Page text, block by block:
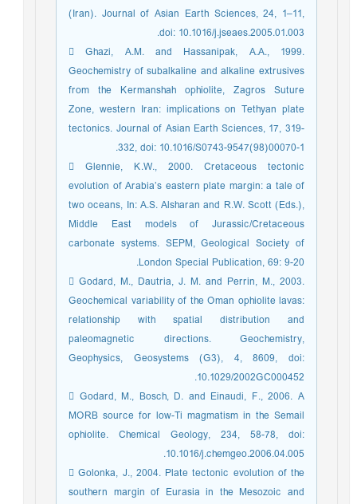
(Iran). Journal of Asian Earth Sciences, 24, 1–11,
doi: 10.1016/j.jseaes.2005.01.003.
 Ghazi, A.M. and Hassanipak, A.A., 1999.
Geochemistry of subalkaline and alkaline extrusives
from the Kermanshah ophiolite, Zagros Suture
Zone, western Iran: implications on Tethyan plate
tectonics. Journal of Asian Earth Sciences, 17, 319-
332, doi: 10.1016/S0743-9547(98)00070-1.
 Glennie, K.W., 2000. Cretaceous tectonic
evolution of Arabia’s eastern plate margin: a tale of
two oceans, In: A.S. Alsharan and R.W. Scott (Eds.),
Middle East models of Jurassic/Cretaceous
carbonate systems. SEPM, Geological Society of
London Special Publication, 69: 9-20.
 Godard, M., Dautria, J. M. and Perrin, M., 2003.
Geochemical variability of the Oman ophiolite lavas:
relationship with spatial distribution and
paleomagnetic directions. Geochemistry,
Geophysics, Geosystems (G3), 4, 8609, doi:
10.1029/2002GC000452.
 Godard, M., Bosch, D. and Einaudi, F., 2006. A
MORB source for low-Ti magmatism in the Semail
ophiolite. Chemical Geology, 234, 58-78, doi:
10.1016/j.chemgeo.2006.04.005.
 Golonka, J., 2004. Plate tectonic evolution of the
southern margin of Eurasia in the Mesozoic and